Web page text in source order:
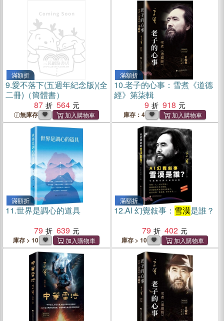
滿額折
9.愛不落下(五週年紀念版)(全
二冊)（簡體書）
87
564
無庫存
滿額折
10.老子的心事：雪煮《道德
經》第柒輯
9
918
庫存：4
滿額折
11.世界是調心的道具
79
639
庫存 > 10
滿額折
12.AI 幻覺敍事： 雪漠是誰？
79
402
庫存 > 10